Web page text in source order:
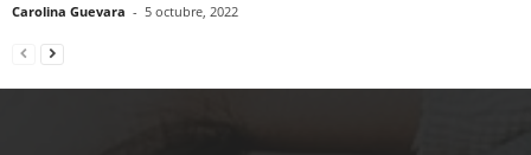
Carolina Guevara - 5 octubre, 2022